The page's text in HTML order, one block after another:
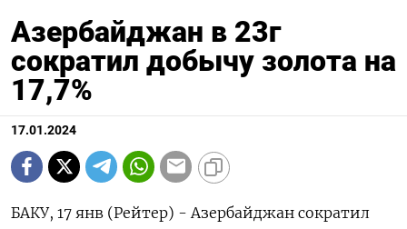
Азербайджан в 23г
сократил добычу золота на
17,7%
17.01.2024
БАКУ, 17 янв (Рейтер) - Азербайджан сократил